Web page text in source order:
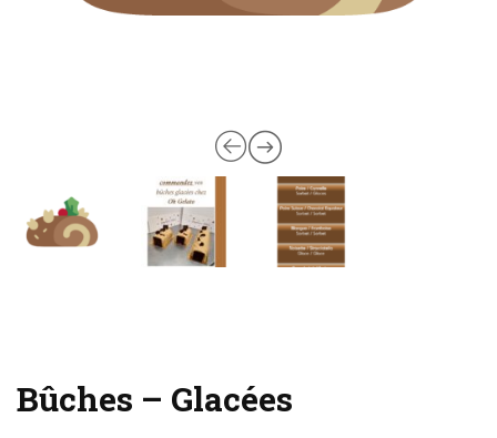
Bûches – Glacées